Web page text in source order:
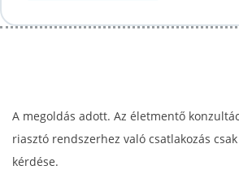
A megoldás adott. Az életmentő
riasztó rendszerhez való csatlakozás
kérdése.